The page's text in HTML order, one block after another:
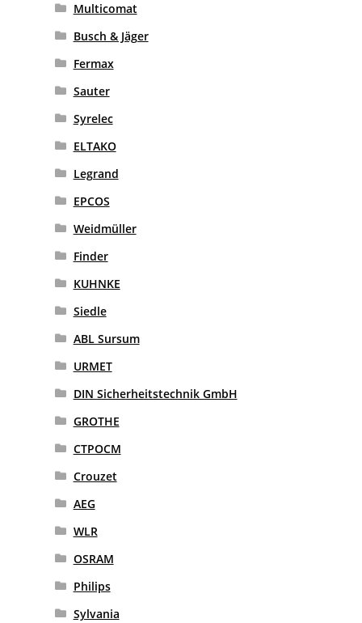
Multicomat
Busch & Jäger
Fermax
Sauter
Syrelec
ELTAKO
Legrand
EPCOS
Weidmüller
Finder
KUHNKE
Siedle
ABL Sursum
URMET
DIN Sicherheitstechnik GmbH
GROTHE
CTPOCM
Crouzet
AEG
WLR
OSRAM
Philips
Sylvania